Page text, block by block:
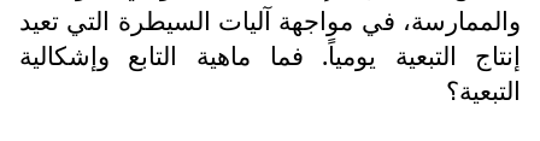
والممارسة، في مواجهة آليات السيطرة التي تعيد
إنتاج التبعية يومياً. فما ماهية التابع وإشكالية
التبعية؟